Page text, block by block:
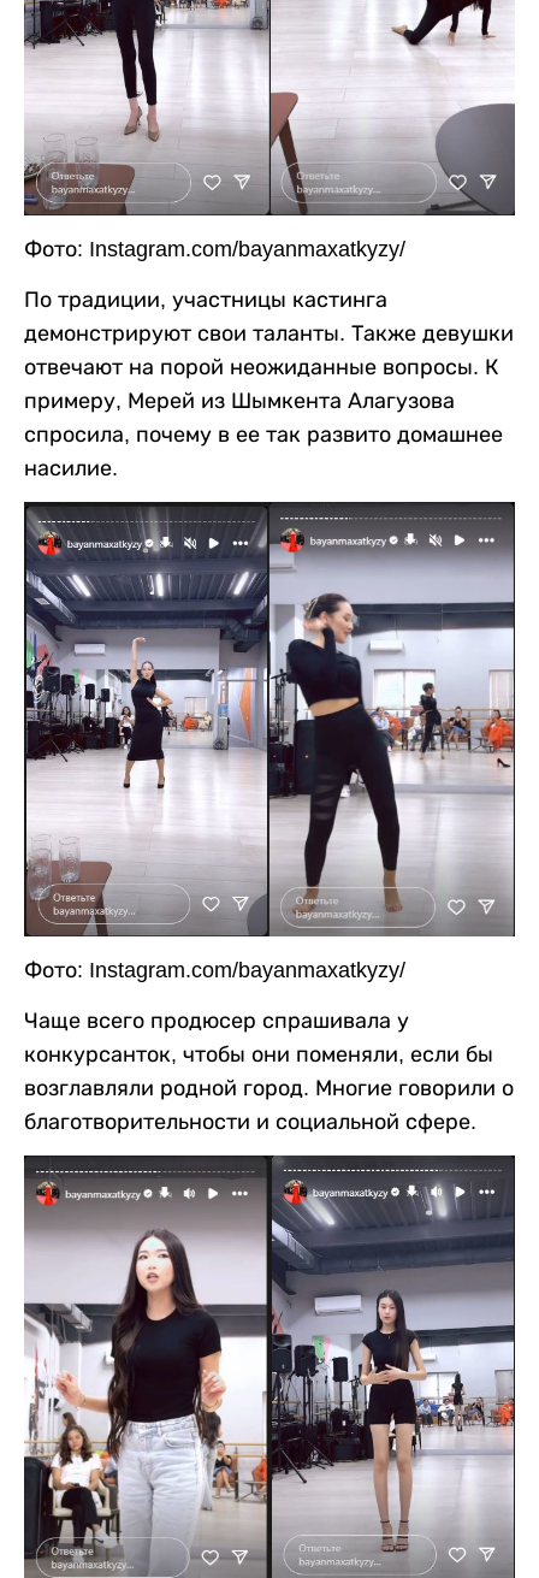
Фото: Instagram.com/bayanmaxatkyzy/
По традиции, участницы кастинга
демонстрируют свои таланты. Также девушки
отвечают на порой неожиданные вопросы. К
примеру, Мерей из Шымкента Алагузова
спросила, почему в ее так развито домашнее
насилие.
Фото: Instagram.com/bayanmaxatkyzy/
Чаще всего продюсер спрашивала у
конкурсанток, чтобы они поменяли, если бы
возглавляли родной город. Многие говорили о
благотворительности и социальной сфере.